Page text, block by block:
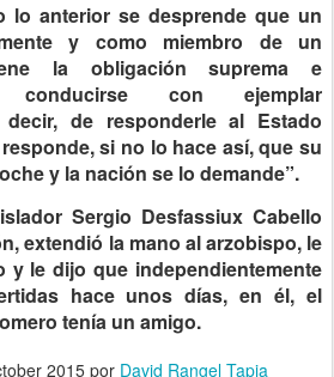
lo anterior se desprende que un
y como miembro de un
la obligación suprema e
conducirse con ejemplar
decir, de responderle al Estado
si no lo hace así, que su
y la nación se lo demande”.
Sergio Desfassiux Cabello
extendió la mano al arzobispo, le
y le dijo que independientemente
hace unos días, en él, el
tenía un amigo.
2015 por David Rangel Tapia